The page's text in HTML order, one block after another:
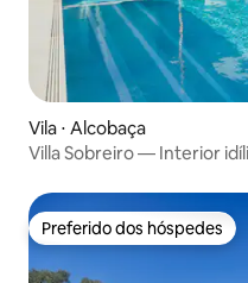
Vila ⋅ Alcobaça
Villa Sobreiro — Interior
Preferido dos hóspedes
Preferido dos hóspedes